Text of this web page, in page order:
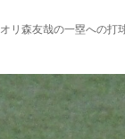
リ森友哉の一塁への